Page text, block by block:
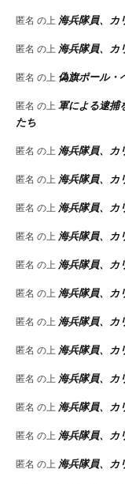
匿名 の上 海兵隊員、カ
匿名 の上 海兵隊員、カ
匿名 の上 偽旗ポール・
匿名 の上 軍による逮捕
たち
匿名 の上 海兵隊員、カ
匿名 の上 海兵隊員、カ
匿名 の上 海兵隊員、カ
匿名 の上 海兵隊員、カ
匿名 の上 海兵隊員、カ
匿名 の上 海兵隊員、カ
匿名 の上 海兵隊員、カ
匿名 の上 海兵隊員、カ
匿名 の上 海兵隊員、カ
匿名 の上 海兵隊員、カ
匿名 の上 海兵隊員、カ
匿名 の上 海兵隊員、カ